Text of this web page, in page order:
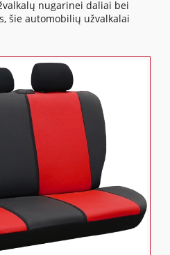
nugarinei daliai bei
šie automobilių užvalkalai